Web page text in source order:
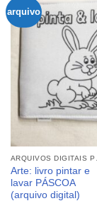
arquivo
Arte: livro pintar e
lavar PÁSCOA
(arquivo digital)